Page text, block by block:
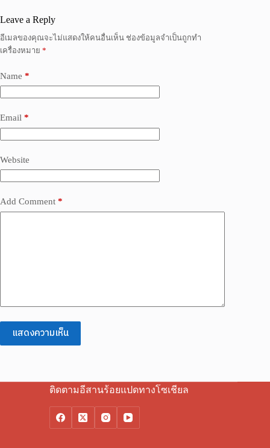
Leave a Reply
อีเมลของคุณจะไม่แสดงให้คนอื่นเห็น ช่องข้อมูลจำเป็นถูกทำ
เครื่องหมาย *
Name *
Email *
Website
Add Comment *
แสดงความเห็น
ติดตามอีสานร้อยแปดทางโซเชียล